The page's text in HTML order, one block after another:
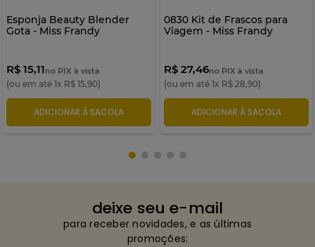
Esponja Beauty Blender
Gota - Miss Frandy
R$ 15,11no PIX à vista
(ou em até 1x R$ 15,90)
ADICIONAR À SACOLA
0830 Kit de Frascos para
Viagem - Miss Frandy
R$ 27,46no PIX à vista
(ou em até 1x R$ 28,90)
ADICIONAR À SACOLA
deixe seu e-mail
para receber novidades, e as últimas
promoções: